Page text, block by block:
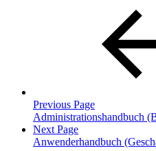
Previous Page
Administrationshandbuch
Next Page
Anwenderhandbuch